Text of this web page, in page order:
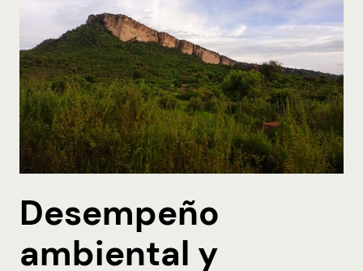
Desempeño
ambiental y